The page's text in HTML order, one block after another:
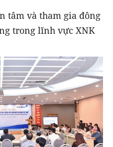
tâm và tham gia đông
trong lĩnh vực XNK